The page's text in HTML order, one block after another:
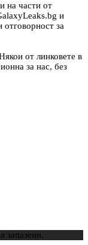
на части от
и
отговорност за
от линковете в
за нас, без
запазени.